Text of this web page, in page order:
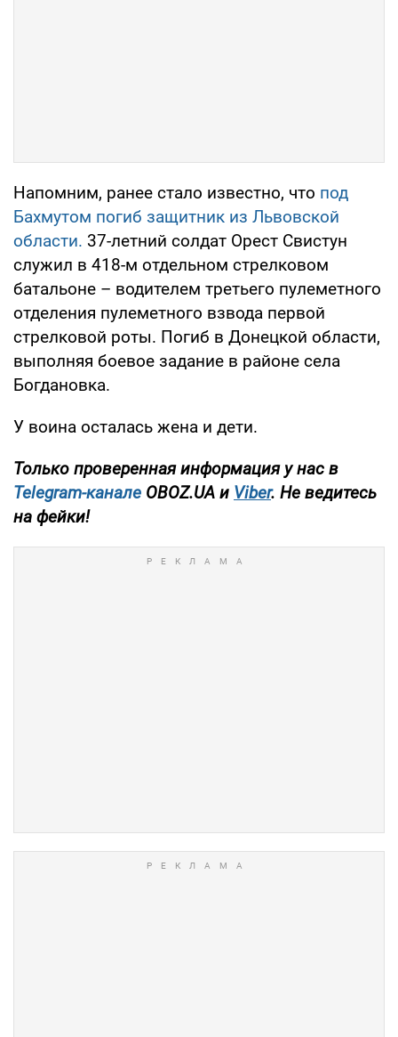
Напомним, ранее стало известно, что под
Бахмутом погиб защитник из Львовской
области. 37-летний солдат Орест Свистун
служил в 418-м отдельном стрелковом
батальоне – водителем третьего пулеметного
отделения пулеметного взвода первой
стрелковой роты. Погиб в Донецкой области,
выполняя боевое задание в районе села
Богдановка.
У воина осталась жена и дети.
Только проверенная информация у нас в
Telegram-канале OBOZ.UA и Viber. Не ведитесь
на фейки!